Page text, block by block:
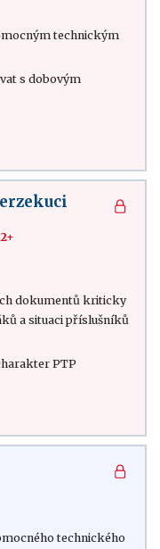
technickým
s dobovým
dokumentů kriticky
a situaci příslušníků
PTP
technického